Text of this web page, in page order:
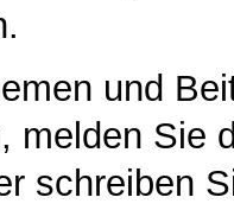
und
melden Sie
schreiben